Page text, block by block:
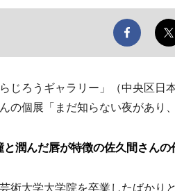
じろうギャラリー」（中央区日
の個展「まだ知らない夜があり
と潤んだ唇が特徴の佐久間さんの
術大学大学院を卒業したばかり